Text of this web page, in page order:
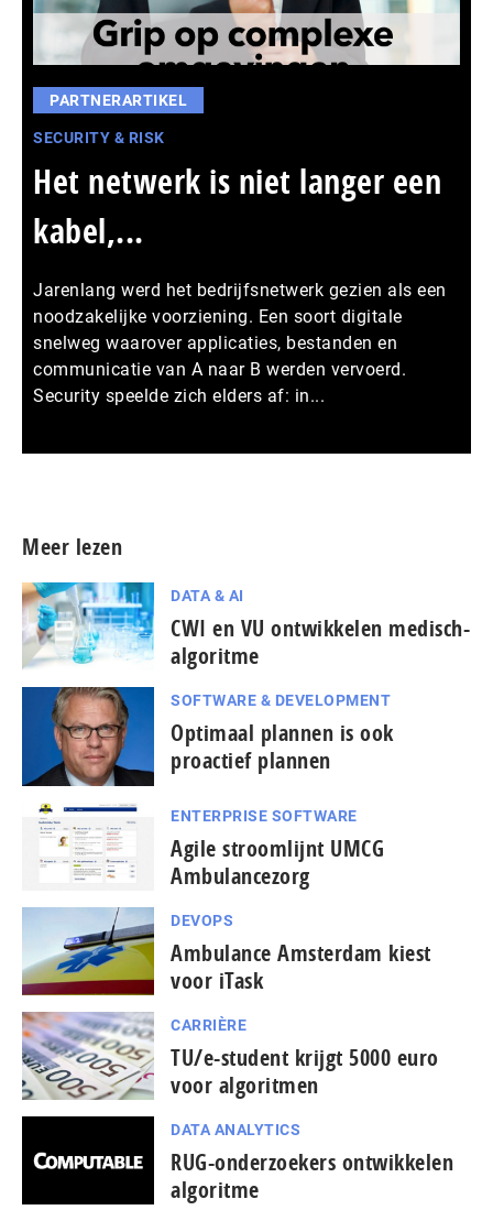
PARTNERARTIKEL
SECURITY & RISK
Het netwerk is niet langer een
kabel,...
Jarenlang werd het bedrijfsnetwerk gezien als een
noodzakelijke voorziening. Een soort digitale
snelweg waarover applicaties, bestanden en
communicatie van A naar B werden vervoerd.
Security speelde zich elders af: in...
Meer lezen
DATA & AI
CWI en VU ontwikkelen medisch-
algoritme
SOFTWARE & DEVELOPMENT
Optimaal plannen is ook
proactief plannen
ENTERPRISE SOFTWARE
Agile stroomlijnt UMCG
Ambulancezorg
DEVOPS
Ambulance Amsterdam kiest
voor iTask
CARRIÈRE
TU/e-student krijgt 5000 euro
voor algoritmen
DATA ANALYTICS
RUG-onderzoekers ontwikkelen
algoritme